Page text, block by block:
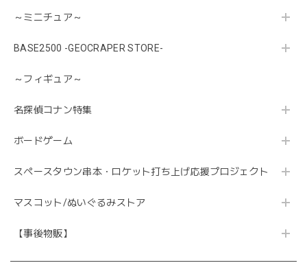
～ミニチュア～
BASE2500 -GEOCRAPER STORE-
～フィギュア～
名探偵コナン特集
ボードゲーム
スペースタウン串本・ロケット打ち上げ応援プロジェクト
マスコット/ぬいぐるみストア
【事後物販】